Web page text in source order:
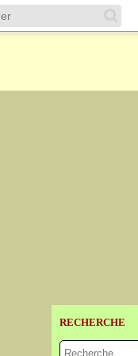
RECHERCHE